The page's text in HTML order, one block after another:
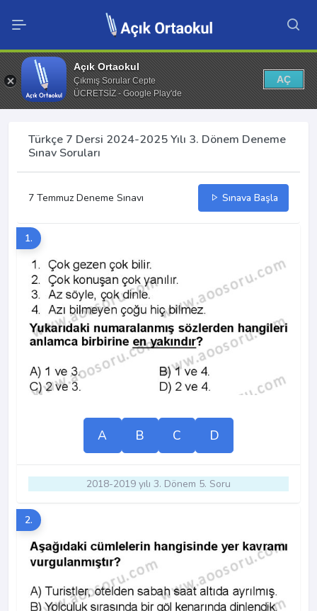
Açık Ortaokul
Çıkmış Sorular Cepte
ÜCRETSİZ - Google Play'de
AÇ
Türkçe 7 Dersi 2024-2025 Yılı 3. Dönem Deneme
Sınav Soruları
7 Temmuz Deneme Sınavı Sınava Başla
1.
A B C D
2018-2019 yılı 3. Dönem 5. Soru
2.